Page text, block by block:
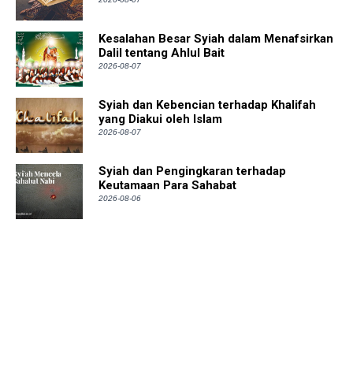
Kesalahan Besar Syiah dalam Menafsirkan
Dalil tentang Ahlul Bait
2026-08-07
Syiah dan Kebencian terhadap Khalifah
yang Diakui oleh Islam
2026-08-07
Syiah dan Pengingkaran terhadap
Keutamaan Para Sahabat
2026-08-06